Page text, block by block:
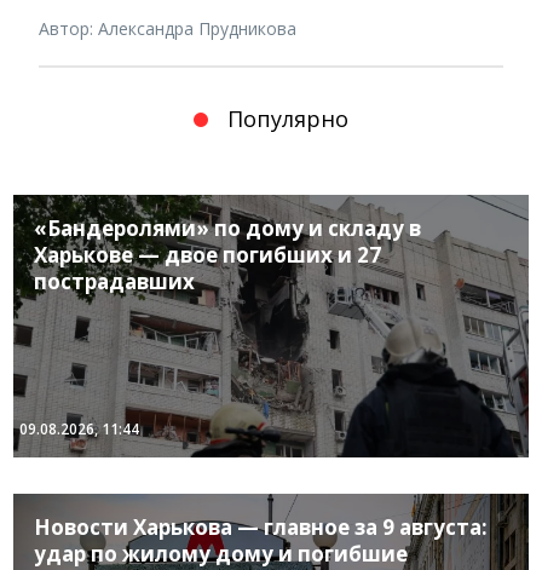
Автор: Александра Прудникова
Популярно
«Бандеролями» по дому и складу в
Харькове — двое погибших и 27
пострадавших
09.08.2026, 11:44
Новости Харькова — главное за 9 августа:
удар по жилому дому и погибшие